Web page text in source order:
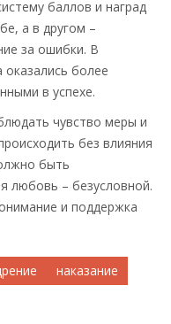
баллов и наград
а в другом –
за ошибки. В
оказались более
в успехе.
чувство меры и
без влияния
быть
любовь – безусловной.
и поддержка
наказание